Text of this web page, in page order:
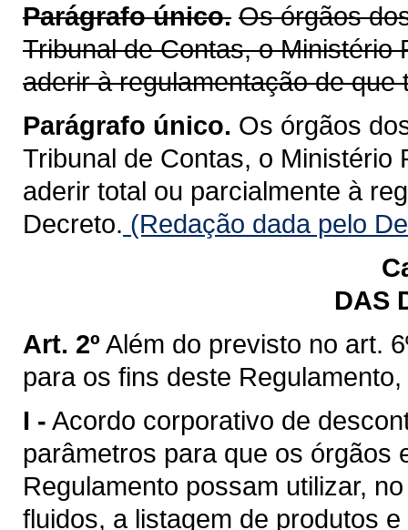
Parágrafo único. Os órgãos
Tribunal de Contas, o Ministério
aderir à regulamentação de que
Parágrafo único. Os órgãos
Tribunal de Contas, o Ministério
aderir total ou parcialmente à
Decreto. (Redação dada pelo
DAS
Art. 2º Além do previsto no art.
para os fins deste
I - Acordo corporativo de
parâmetros para que os órgãos
Regulamento possam utilizar,
fluidos, a listagem de produtos